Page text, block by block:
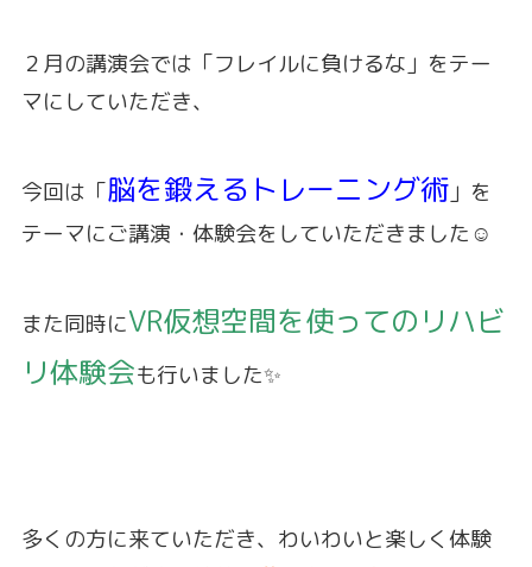
２月の講演会では「フレイルに負けるな」をテー
マにしていただき、
今回は「脳を鍛えるトレーニング術」を
テーマにご講演・体験会をしていただきました☺
また同時にVR仮想空間を使ってのリハビ
リ体験会も行いました✨
多くの方に来ていただき、わいわいと楽しく体験